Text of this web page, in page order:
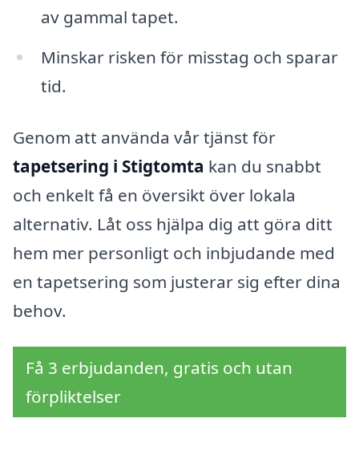
av gammal tapet.
Minskar risken för misstag och sparar
tid.
Genom att använda vår tjänst för
tapetsering i Stigtomta kan du snabbt
och enkelt få en översikt över lokala
alternativ. Låt oss hjälpa dig att göra ditt
hem mer personligt och inbjudande med
en tapetsering som justerar sig efter dina
behov.
Få 3 erbjudanden, gratis och utan
förpliktelser